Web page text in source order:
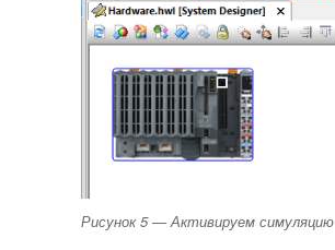
Рисунок 5 — Активируем симуляцию